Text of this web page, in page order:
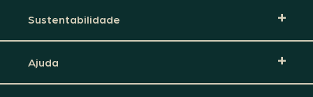
Sustentabilidade
Ajuda